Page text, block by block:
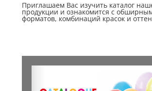
Приглашаем Вас изучить каталог
продукции и ознакомится с
форматов, комбинаций красок и